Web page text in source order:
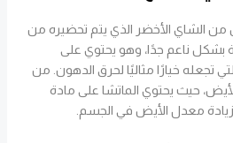
الشاي الأخضر الذي يتم تحضيره من
بشكل ناعم جدًا، وهو يحتوي على
تجعله خيارًا مثاليًا لحرق الدهون. من
حيث يحتوي الماتشا على مادة
معدل الأيض في الجسم.